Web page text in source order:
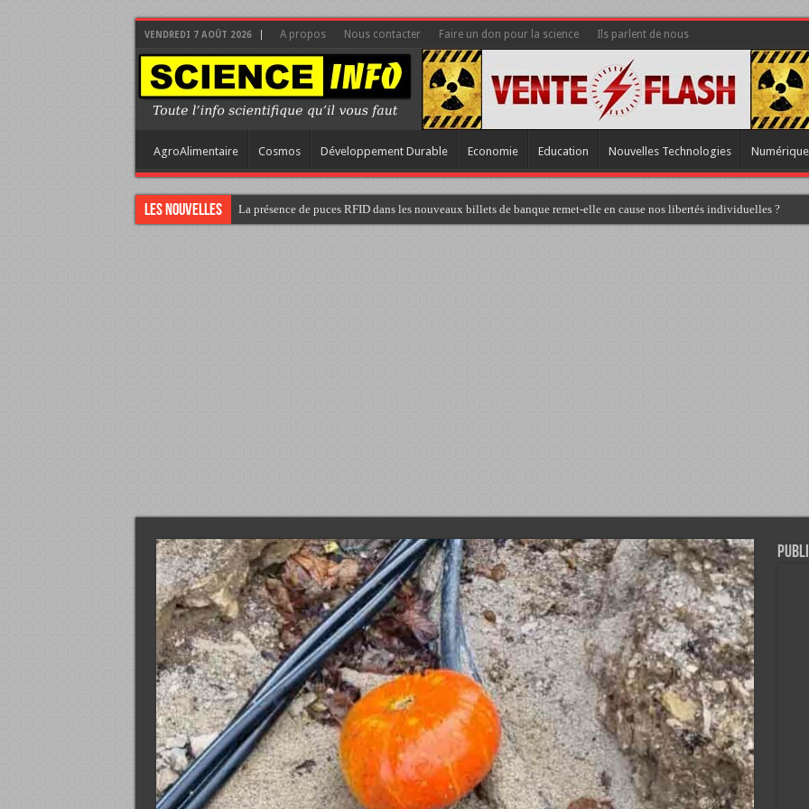
VENDREDI 7 AOÛT 2026 A propos Nous contacter Faire un don pour la science Ils parlent de nous
AgroAlimentaire Cosmos Développement Durable Economie Education Nouvelles Technologies Numérique
Les nouvelles La présence de puces RFID dans les nouveaux billets de banque remet-elle en cause nos libertés individuelles ?